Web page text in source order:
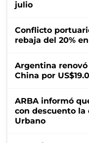
julio
Conflicto
rebaja del 20%
Argentina
China por
ARBA informó
con descuento
Urbano